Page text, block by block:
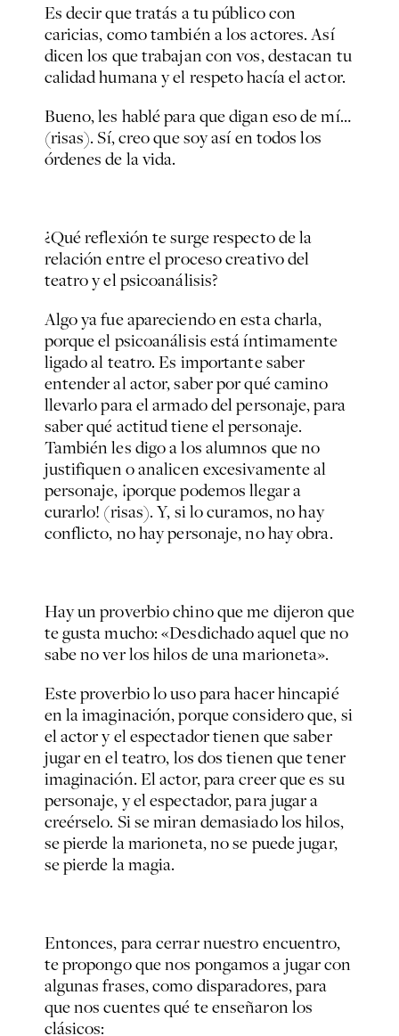
Es decir que tratás a tu público con
caricias, como también a los actores. Así
dicen los que trabajan con vos, destacan tu
calidad humana y el respeto hacía el actor.
Bueno, les hablé para que digan eso de mí…
(risas).Sí, creo que soy así en todos los
órdenes de la vida.
¿Qué reflexión te surge respecto de la
relación entre el proceso creativo del
teatro y el psicoanálisis?
Algo ya fue apareciendo en esta charla,
porque el psicoanálisis está íntimamente
ligado al teatro. Es importante saber
entender al actor, saber por qué camino
llevarlo para el armado del personaje, para
saber qué actitud tiene el personaje.
También les digo a los alumnos que no
justifiquen o analicen excesivamente al
personaje, ¡porque podemos llegar a
curarlo! (risas).Y, si lo curamos, no hay
conflicto, no hay personaje, no hay obra.
Hay un proverbio chino que me dijeron que
te gusta mucho:«Desdichado aquel que no
sabe no ver los hilos de una marioneta».
Este proverbio lo uso para hacer hincapié
en la imaginación, porque considero que, si
el actor y el espectador tienen que saber
jugar en el teatro, los dos tienen que tener
imaginación. El actor, para creer que es su
personaje, y el espectador, para jugar a
creérselo. Si se miran demasiado los hilos,
se pierde la marioneta, no se puede jugar,
se pierde la magia.
Entonces, para cerrar nuestro encuentro,
te propongo que nos pongamos a jugar con
algunas frases, como disparadores, para
que nos cuentes qué te enseñaron los
clásicos: